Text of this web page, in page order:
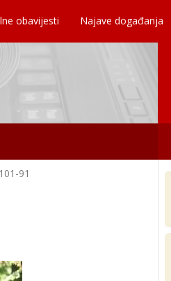
obavijesti Najave događanja
91